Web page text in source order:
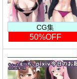
CG集
50%OFF